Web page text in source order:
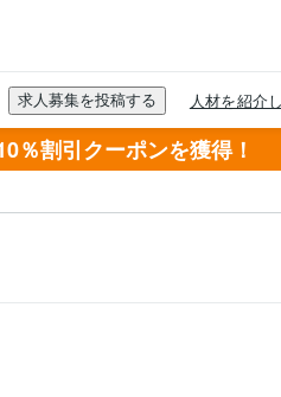
％割引クーポンを獲得！